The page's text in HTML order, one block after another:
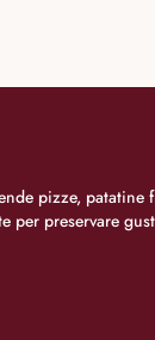
pizze, patatine
preservare